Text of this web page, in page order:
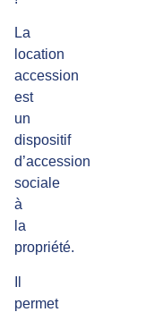
La
location
accession
est
un
dispositif
d’accession
sociale
à
la
propriété.
permet